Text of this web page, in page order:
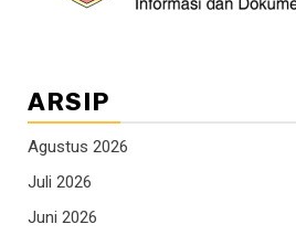
ARSIP
Agustus 2026
Juli 2026
Juni 2026